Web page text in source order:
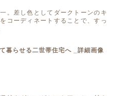
。差し色としてダークトーンのキ
コーディネートすることで、すっ